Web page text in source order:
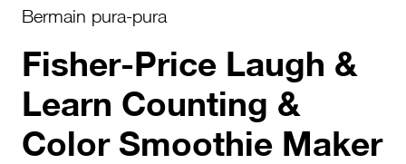
Bermain pura-pura
Fisher-Price Laugh &
Learn Counting &
Color Smoothie Maker